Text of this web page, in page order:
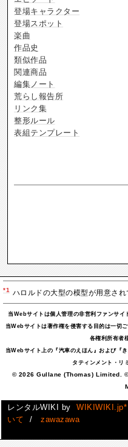
登場キャラクター
登場スポット
楽曲
作品史
類似作品
関連商品
編集ノート
荒らし報告所
リンク集
整形ルール
表組テンプレート
*1 ハロルドの大型の模型が用意され
当Webサイトは個人管理の非営利ファンサイ
当Webサイトは著作権を侵害する目的は一切
各権利所有者
当Webサイト上の『汽車のえほん』および『
タティンメント・リ
© 2026 Gullane (Thomas) Limited.
レンタルWIKI by WIKIWIKI.jp*
いて
/ zawazawa